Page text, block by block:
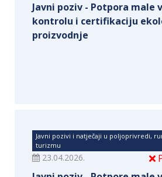
Javni poziv - Potpora male
kontrolu i certifikaciju
proizvodnje
Javni pozivi i natječaji u poljoprivredi,
turizmu
23.04.2026.